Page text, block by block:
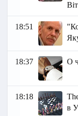
18:51
18:37 О
18:18
в